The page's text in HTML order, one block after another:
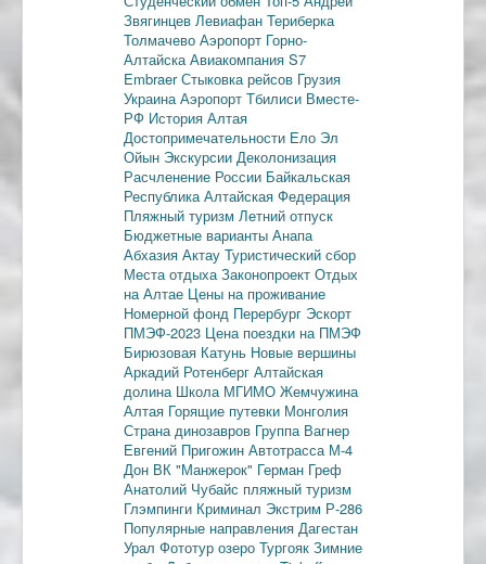
Звягинцев Левиафан Териберка
Толмачево Аэропорт Горно-
АлтайскаАвиакомпания S7
EmbraerСтыковка рейсов Грузия
УкраинаАэропорт Тбилиси Вместе-
РФ История Алтая
Достопримечательности Ело Эл
Ойын Экскурсии Деколонизация
Расчленение России Байкальская
РеспубликаАлтайская Федерация
Пляжный туризм Летний отпуск
Бюджетные варианты Анапа
Абхазия Актау Туристический сбор
Места отдыхаЗаконопроект Отдых
на Алтае Цены на проживание
Номерной фонд Перербург Эскорт
ПМЭФ-2023 Цена поездки на ПМЭФ
Бирюзовая Катунь Новые вершины
Аркадий Ротенберг Алтайская
долина Школа МГИМО Жемчужина
Алтая Горящие путевки Монголия
Страна динозавров Группа Вагнер
Евгений Пригожин Автотрасса М-4
Дон ВК "Манжерок" Герман Греф
Анатолий Чубайс пляжный туризм
Глэмпинги Криминал Экстрим Р-286
Популярные направления Дагестан
Урал Фототур озеро Тургояк Зимние